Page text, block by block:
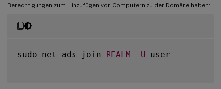
Berechtigungen zum Hinzufügen von Computern zu der Domäne haben:
sudo net ads join REALM - U user